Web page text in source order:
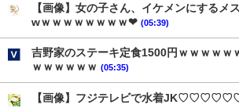
【画像】女の子さん、イケメンにするメ
wｗｗｗｗｗｗｗｗ❤ (05:39)
吉野家のステーキ定食1500円ｗｗｗｗｗ
ｗｗｗｗｗｗ (05:35)
【画像】フジテレビで水着